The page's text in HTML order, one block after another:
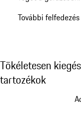
További felfedezés
Tökéletesen
Tökéletesen
tartozékok